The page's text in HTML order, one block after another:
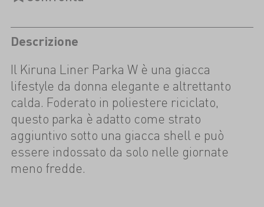
Descrizione
Il Kiruna Liner Parka W è una giacca
lifestyle da donna elegante e altrettanto
calda. Foderato in poliestere riciclato,
questo parka è adatto come strato
aggiuntivo sotto una giacca shell e può
essere indossato da solo nelle giornate
meno fredde.